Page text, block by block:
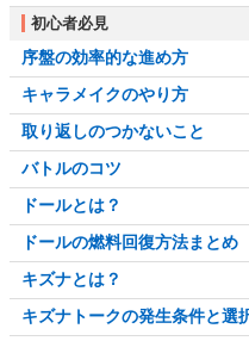
初心者必見
序盤の効率的な進め方
キャラメイクのやり方
取り返しのつかないこと
バトルのコツ
ドールとは？
ドールの燃料回復方法まとめ
キズナとは？
キズナトークの発生条件と選